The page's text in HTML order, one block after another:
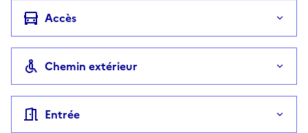
Accès
Chemin extérieur
Entrée